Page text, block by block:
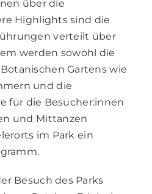
über die
Highlights sind die
verteilt über
werden sowohl die
Gartens wie
und die
für die Besucher:innen
und Mittanzen
im Park ein
Besuch des Parks